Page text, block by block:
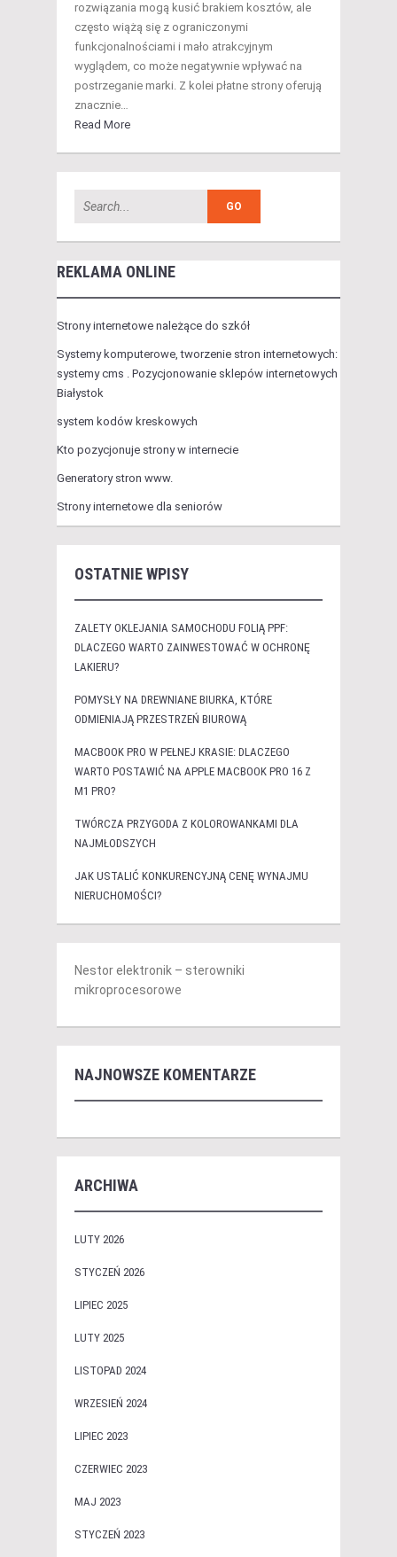
rozwiązania mogą kusić brakiem kosztów, ale
często wiążą się z ograniczonymi
funkcjonalnościami i mało atrakcyjnym
wyglądem, co może negatywnie wpływać na
postrzeganie marki. Z kolei płatne strony oferują
znacznie…
Read More
REKLAMA ONLINE
Strony internetowe należące do szkół
Systemy komputerowe, tworzenie stron internetowych:
systemy cms . Pozycjonowanie sklepów internetowych
Białystok
system kodów kreskowych
Kto pozycjonuje strony w internecie
Generatory stron www.
Strony internetowe dla seniorów
OSTATNIE WPISY
ZALETY OKLEJANIA SAMOCHODU FOLIĄ PPF:
DLACZEGO WARTO ZAINWESTOWAĆ W OCHRONĘ
LAKIERU?
POMYSŁY NA DREWNIANE BIURKA, KTÓRE
ODMIENIAJĄ PRZESTRZEŃ BIUROWĄ
MACBOOK PRO W PEŁNEJ KRASIE: DLACZEGO
WARTO POSTAWIĆ NA APPLE MACBOOK PRO 16 Z
M1 PRO?
TWÓRCZA PRZYGODA Z KOLOROWANKAMI DLA
NAJMŁODSZYCH
JAK USTALIĆ KONKURENCYJNĄ CENĘ WYNAJMU
NIERUCHOMOŚCI?
Nestor elektronik – sterowniki
mikroprocesorowe
NAJNOWSZE KOMENTARZE
ARCHIWA
LUTY 2026
STYCZEŃ 2026
LIPIEC 2025
LUTY 2025
LISTOPAD 2024
WRZESIEŃ 2024
LIPIEC 2023
CZERWIEC 2023
MAJ 2023
STYCZEŃ 2023